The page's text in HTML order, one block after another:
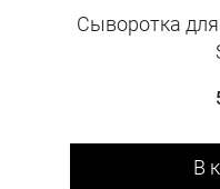
Сыворотка
В